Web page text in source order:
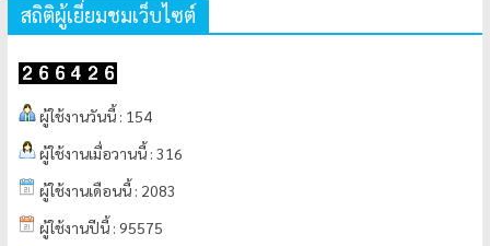
สถิติผู้เยี่ยมชมเว็บไซต์
ผู้ใช้งานวันนี้ : 154
ผู้ใช้งานเมื่อวานนี้ : 316
ผู้ใช้งานเดือนนี้ : 2083
ผู้ใช้งานปีนี้ : 95575